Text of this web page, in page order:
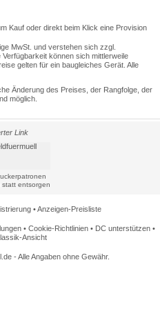
Kauf oder direkt beim Klick eine Provision
MwSt. und verstehen sich zzgl.
können sich mittlerweile
gelten für ein baugleiches Gerät. Alle
Änderung des Preises, der Rangfolge, der
möglich.
Link
statt entsorgen
•Anzeigen-Preisliste
• Cookie-Richtlinien• DC unterstützen•
Ansicht
- Alle Angaben ohne Gewähr.